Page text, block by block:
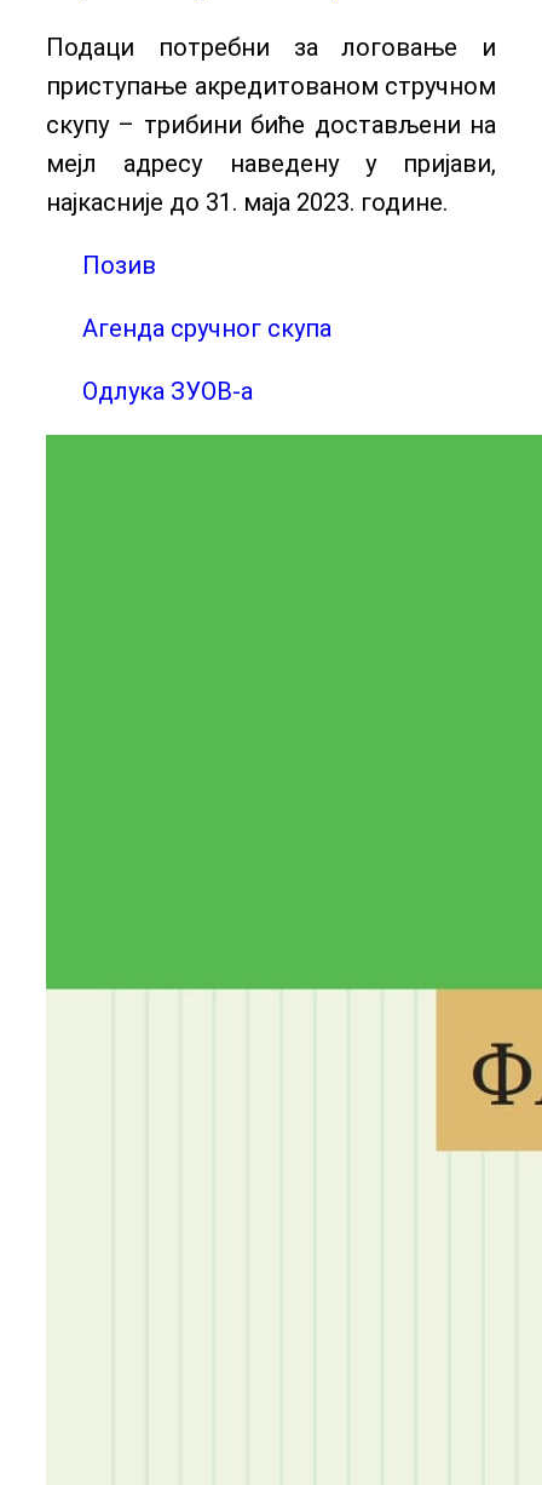
Подаци потребни за логовање и
приступање акредитованом стручном
скупу – трибини биће достављени на
мејл адресу наведену у пријави,
најкасније до 31. маја 2023. године.
Позив
Агенда сручног скупа
Одлука ЗУОВ-а